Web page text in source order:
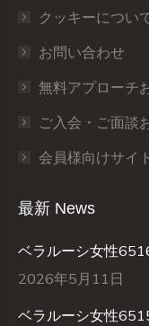
クッキーについ
お問い合わせ
無料アプローチ
ご入会・ご面談
会員様向けサイト
最新 News
ベラルーシ女性
2026年5月11日
ベラルーシ女性